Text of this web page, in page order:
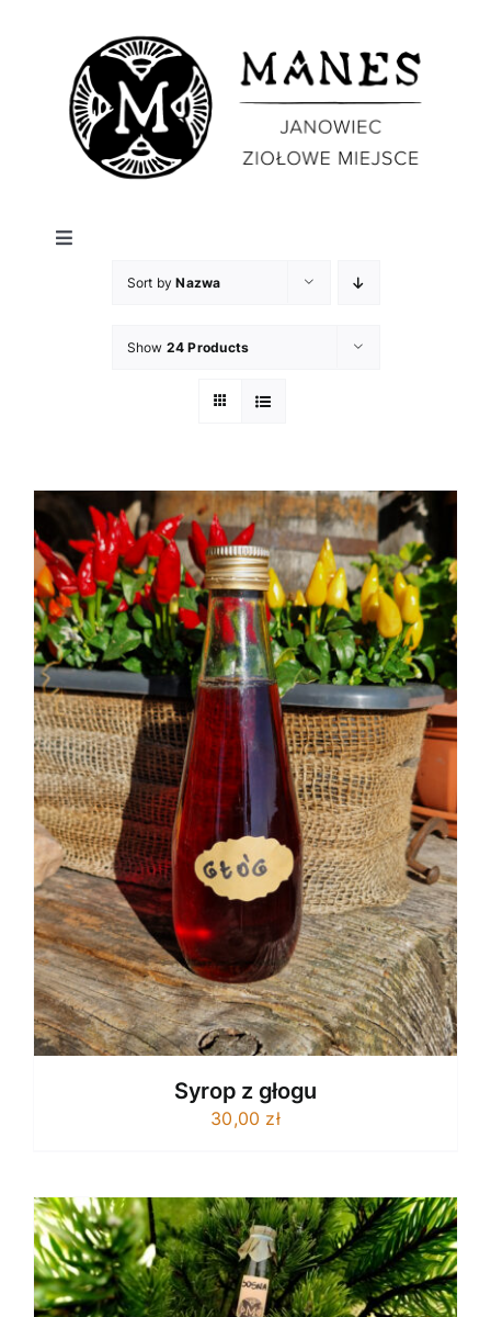
zawartości
Toggle
PRODUKTY
KONTAKT
SKLEP
KOSZYK
Sort byNazwa
Show 24 Products
Syrop z głogu
30,00 zł